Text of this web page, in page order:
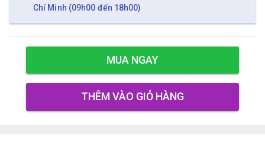
Chí Minh (09h00 đến 18h00)
MUA NGAY
THÊM VÀO GIỎ HÀNG